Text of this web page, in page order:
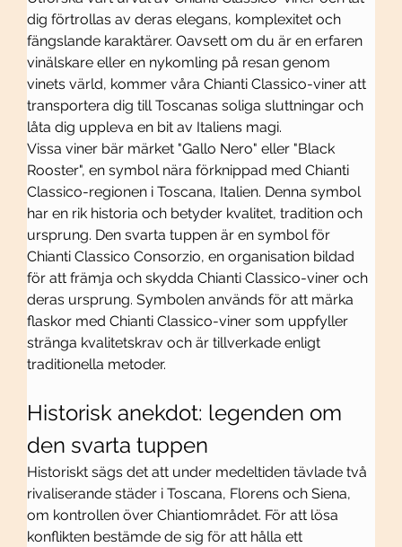
dig förtrollas av deras elegans, komplexitet och
fängslande karaktärer. Oavsett om du är en erfaren
vinälskare eller en nykomling på resan genom
vinets värld, kommer våra Chianti Classico-viner att
transportera dig till Toscanas soliga sluttningar och
låta dig uppleva en bit av Italiens magi.
Vissa viner bär märket "Gallo Nero" eller "Black
Rooster", en symbol nära förknippad med Chianti
Classico-regionen i Toscana, Italien. Denna symbol
har en rik historia och betyder kvalitet, tradition och
ursprung. Den svarta tuppen är en symbol för
Chianti Classico Consorzio, en organisation bildad
för att främja och skydda Chianti Classico-viner och
deras ursprung. Symbolen används för att märka
flaskor med Chianti Classico-viner som uppfyller
stränga kvalitetskrav och är tillverkade enligt
traditionella metoder.
Historisk anekdot: legenden om
den svarta tuppen
Historiskt sägs det att under medeltiden tävlade två
rivaliserande städer i Toscana, Florens och Siena,
om kontrollen över Chiantiområdet. För att lösa
konflikten bestämde de sig för att hålla ett